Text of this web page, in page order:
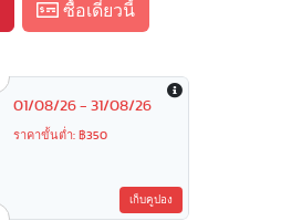
ซื้อเดี๋ยวนี้
01/08/26 - 31/08/26
ราคาขั้นต่ำ: ฿350
เก็บคูปอง